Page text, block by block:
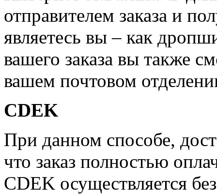
отправителем заказа и
являетесь вы – как
вашего заказа вы также
вашем почтовом
CDEK
При данном способе,
что заказ полностью
CDEK осуществляется